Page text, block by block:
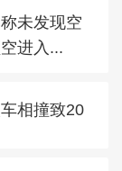
未发现空
进入...
相撞致20